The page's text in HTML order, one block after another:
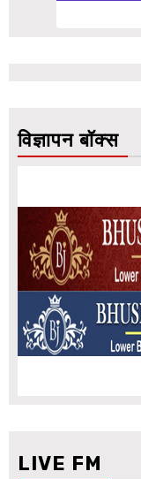
विज्ञापन बॉक्स
LIVE FM